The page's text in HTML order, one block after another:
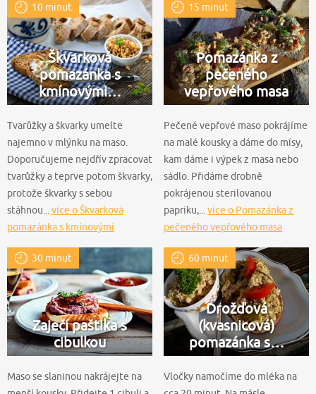
10 minut
Škvarková
pomazánka s
kmínovými…
Tvarůžky a škvarky umelte
najemno v mlýnku na maso.
Doporučujeme nejdřív zpracovat
tvarůžky a teprve potom škvarky,
protože škvarky s sebou
stáhnou... více o Škvarková
pomazánka s kmínovými
15 minut
Pomazánka z
pečeného
vepřového masa
Pečené vepřové maso pokrájíme
na malé kousky a dáme do mísy,
kam dáme i výpek z masa nebo
sádlo. Přidáme drobně
pokrájenou sterilovanou
papriku,... více o Pomazánka z
pečeného vepřového masa
30 minut
Zaječí paštika s
cibulkou
Maso se slaninou nakrájejte na
60 minut
Drožďová
(kvasnicová)
pomazánka s…
Vločky namočíme do mléka na